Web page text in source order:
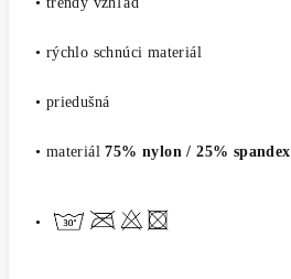
• rýchlo schnúci materiál
• priedušná
• materiál75% nylon / 25% spandex
•